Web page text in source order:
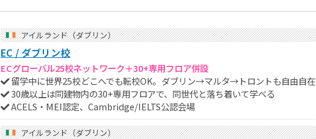
アイルランド（ダブリン）
EC / ダブリン校
ECグローバル25校ネットワーク＋30+専用フロア併設
留学中に世界25校どこへでも転校OK。ダブリン→マルタ→トロントも自由自在
30歳以上は同建物内の30+専用フロアで、同世代と落ち着いて学べる
ACELS・MEI認定、Cambridge/IELTS公認会場
アイルランド（ダブリン）